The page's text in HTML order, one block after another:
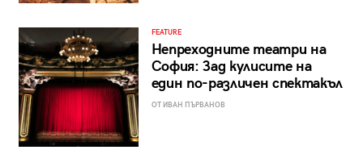
FEATURE
Непреходните театри на
София: Зад кулисите на
един по-различен спектакъл
ОТ ИВАН ПЪРВАНОВ